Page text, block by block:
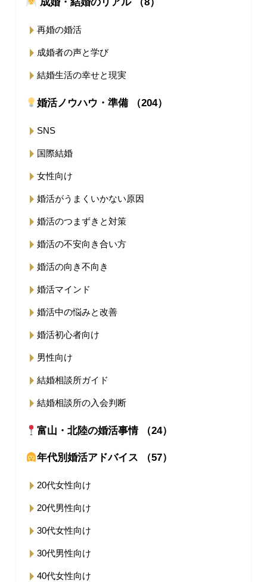
再婚の婚活
成婚者の声と学び
結婚生活の幸せと現実
婚活ノウハウ・準備 （204）
SNS
国際結婚
女性向け
婚活がうまくいかない原因
婚活のつまずきと対策
婚活の不安向き合い方
婚活の向き不向き
婚活マインド
婚活中の悩みと改善
婚活初心者向け
男性向け
結婚相談所ガイド
結婚相談所の入会判断
富山・北陸の婚活事情 （24）
年代別婚活アドバイス （57）
20代女性向け
20代男性向け
30代女性向け
30代男性向け
40代女性向け